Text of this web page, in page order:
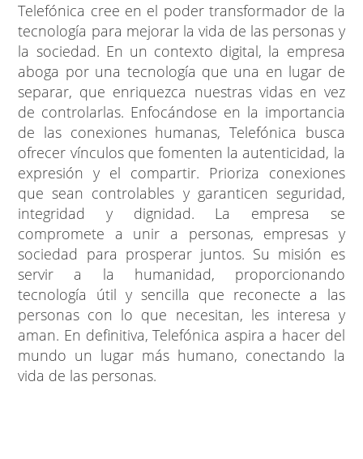
Telefónica cree en el poder transformador de la
tecnología para mejorar la vida de las personas y
la sociedad. En un contexto digital, la empresa
aboga por una tecnología que una en lugar de
separar, que enriquezca nuestras vidas en vez
de controlarlas. Enfocándose en la importancia
de las conexiones humanas, Telefónica busca
ofrecer vínculos que fomenten la autenticidad, la
expresión y el compartir. Prioriza conexiones
que sean controlables y garanticen seguridad,
integridad y dignidad. La empresa se
compromete a unir a personas, empresas y
sociedad para prosperar juntos. Su misión es
servir a la humanidad, proporcionando
tecnología útil y sencilla que reconecte a las
personas con lo que necesitan, les interesa y
aman. En definitiva, Telefónica aspira a hacer del
mundo un lugar más humano, conectando la
vida de las personas.